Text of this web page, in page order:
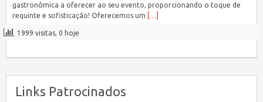
gastronômica a oferecer ao seu evento, proporcionando o toque de
requinte e sofisticação! Oferecemos um […]
1999 visitas, 0 hoje
Links Patrocinados